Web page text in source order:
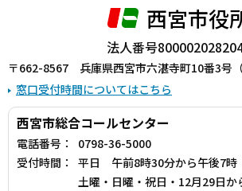
西宮市役
法人番号
〒662-8567 兵庫県西宮市六湛寺町10番3号（
窓口受付時間についてはこちら
西宮市総合コールセンター
電話番号：
0798-36-5000
受付時間：
平日 午前8時30分から午後7時
土曜・日曜・祝日・12月29日